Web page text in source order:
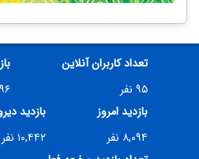
تعداد کاربران آنلاین
۹۵ نفر
بازدید امروز
۸,۰۹۴ نفر
بازدید
۱۰,۴۴۲ نفر